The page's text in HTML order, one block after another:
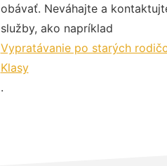
obávať. Neváhajte a
služby, ako napríklad
Vypratávanie po starých
Klasy
.